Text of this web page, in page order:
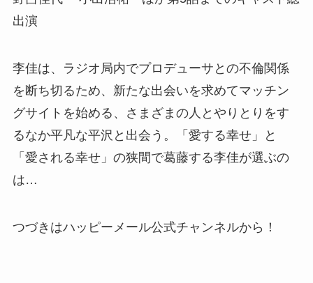
出演
李佳は、ラジオ局内でプロデューサとの不倫関係
を断ち切るため、新たな出会いを求めてマッチン
グサイトを始める、さまざまの人とやりとりをす
るなか平凡な平沢と出会う。「愛する幸せ」と
「愛される幸せ」の狭間で葛藤する李佳が選ぶの
は…
つづきはハッピーメール公式チャンネルから！